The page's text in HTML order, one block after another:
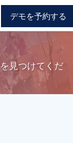
見つけてくだ
デモを予約する